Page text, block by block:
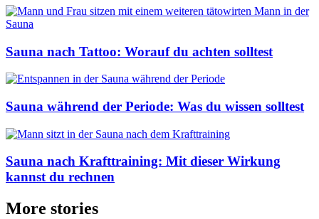
Sauna nach Tattoo: Worauf du achten solltest
Sauna während der Periode: Was du wissen solltest
Sauna nach Krafttraining: Mit dieser Wirkung
kannst du rechnen
More stories